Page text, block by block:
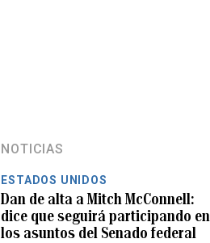
NOTICIAS
ESTADOS UNIDOS
Dan de alta a Mitch McConnell:
dice que seguirá participando en
los asuntos del Senado federal